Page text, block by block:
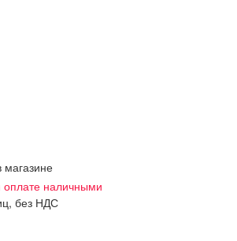
оплате наличными
без НДС